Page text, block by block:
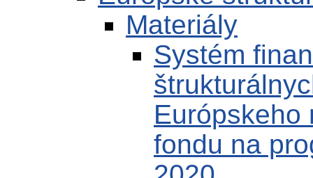
Materiály
Systém
Európskeho
fondu na